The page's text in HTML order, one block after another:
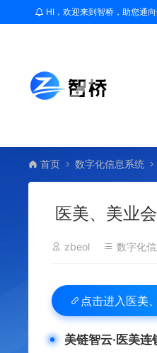
HI，欢迎来到智桥，助您通
首页 数字化信息系统
医美、美业
zbeol 数字化
点击进入 医美
美链智云·医美